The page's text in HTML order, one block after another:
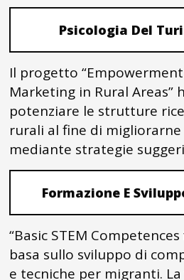
Psicologia Del
Il progetto
Marketing in Rural Areas”
potenziare le strutture
rurali al fine di
mediante strategie
Formazione E
“Basic STEM
basa sullo sviluppo di
e tecniche per migranti.